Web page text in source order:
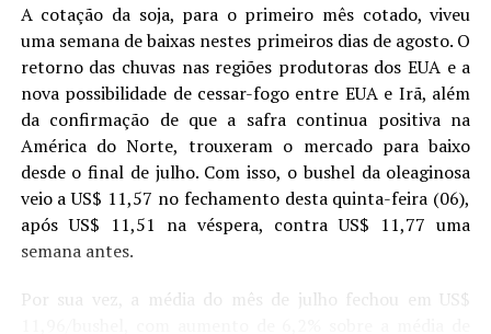
Figura 1. Análise de árvore de regressão mostrando os
produtividade da soja. Cada nó terminal exibe a produtividade
A cotação da soja, para o primeiro mês cotado, viveu
uma semana de baixas nestes primeiros dias de agosto. O
retorno das chuvas nas regiões produtoras dos EUA e a
nova possibilidade de cessar-fogo entre EUA e Irã, além
da confirmação de que a safra continua positiva na
América do Norte, trouxeram o mercado para baixo
desde o final de julho. Com isso, o bushel da oleaginosa
veio a US$ 11,57 no fechamento desta quinta-feira (06),
após US$ 11,51 na véspera, contra US$ 11,77 uma
semana antes.
Por sua vez, a média do mês de julho fechou em US$